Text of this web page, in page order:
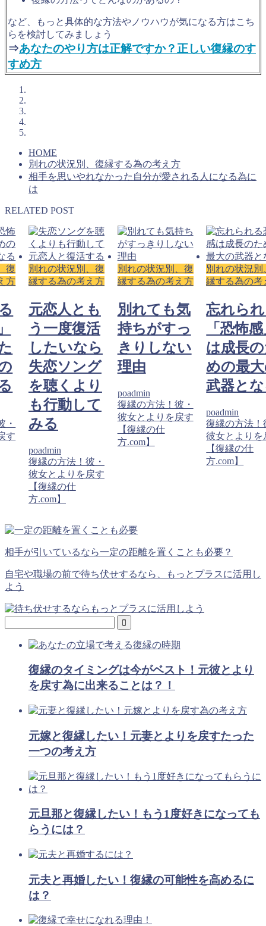
など、もっと具体的な方法やノウハウが気になる方はこち
らを検討してみましょう
⇒あなたのやり方は正解ですか？正しい復縁のす
すめ方
HOME
別れの状況別、復縁する為の考え方
相手を思いやれなかった自分が愛される人になる為に
は
RELATED POST
復
方
・
す
別れの状況別、復
縁する為の考え方
元恋人とも
う一度復活
したいなら
失恋ソング
を聴くより
も行動して
みる
poadmin
復縁の方法！彼・
彼女とよりを戻す
【復縁の仕
方.com】
別れの状況別、復
縁する為の考え方
別れても気
持ちがすっ
きりしない
理由
poadmin
復縁の方法！彼・
彼女とよりを戻す
【復縁の仕
方.com】
別れの状況別
縁する為の考
忘れら
「恐怖
は成長
めの最
武器と
poadmin
復縁の方法！
彼女とよりを
【復縁の仕
方.com】
相手が引いているなら一定の距離を置くことも必要？
自宅や職場の前で待ち伏せするなら、もっとプラスに活用し
よう
復縁のタイミングは今がベスト！元彼とより
を戻す為に出来ることは？！
元嫁と復縁したい！元妻とよりを戻すたった
一つの考え方
元旦那と復縁したい！もう1度好きになっても
らうには？
元夫と再婚したい！復縁の可能性を高めるに
は？